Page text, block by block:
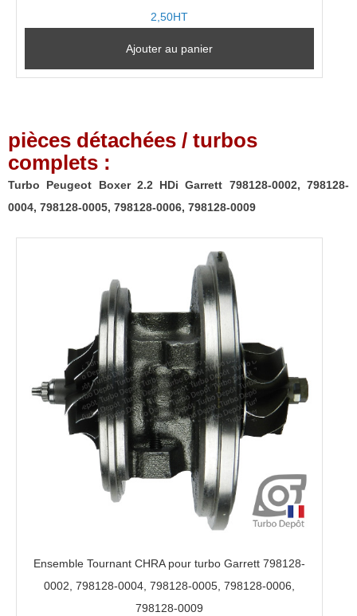
2,50HT
Ajouter au panier
pièces détachées / turbos
complets :
Turbo Peugeot Boxer 2.2 HDi Garrett 798128-0002, 798128-
0004, 798128-0005, 798128-0006, 798128-0009
Ensemble Tournant CHRA pour turbo Garrett 798128-
0002, 798128-0004, 798128-0005, 798128-0006,
798128-0009